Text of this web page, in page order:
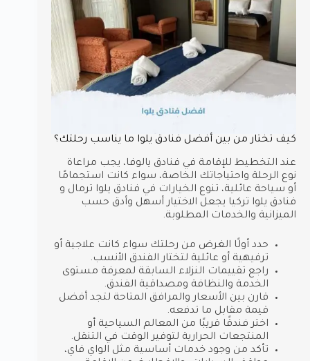
كيف تختار من بين أفضل فنادق يلوا ما يناسب رحلتك؟
عند التخطيط للإقامة في فنادق يالوفا، يجب مراعاة
نوع الرحلة واحتياجاتك الخاصة، سواء كانت استجمامًا
أو سياحة عائلية، تنوع الخيارات في فنادق يلوا ترمال و
فنادق يلوا تركيا يجعل الاختيار أسهل وأدق حسب
الميزانية والخدمات المطلوبة.
حدد أولًا الغرض من رحلتك سواء كانت علاجية أو
ترفيهية أو عائلية لتختار الفندق الأنسب.
راجع تقييمات النزلاء السابقة لمعرفة مستوى
الخدمة والنظافة ومصداقية الفندق.
قارن بين الأسعار والمرافق المتاحة لتجد أفضل
قيمة مقابل ما تدفعه.
اختر فندقًا قريبًا من المعالم السياحية أو
المنتجعات الحرارية لتوفير الوقت في التنقل.
تأكد من وجود خدمات أساسية مثل الواي فاي،